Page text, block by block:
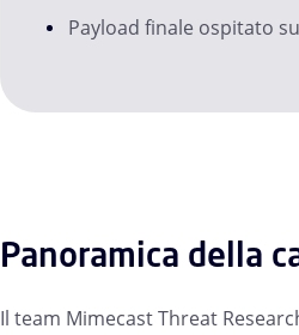
Payload finale ospitato
Panoramica della
Il team Mimecast Threat